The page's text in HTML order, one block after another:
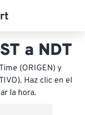
a NDT
(ORIGEN) y
Haz clic en el
la hora.